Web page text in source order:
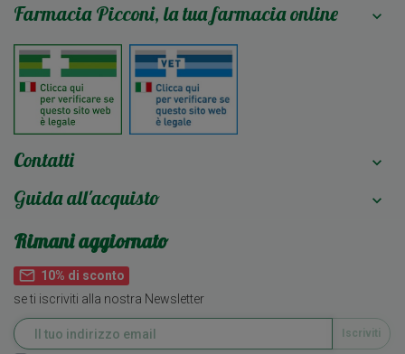
Farmacia Picconi, la tua farmacia online 
Contatti 
Guida all'acquisto 
Rimani aggiornato
mail_outline 10% di sconto
se ti iscriviti alla nostra Newsletter